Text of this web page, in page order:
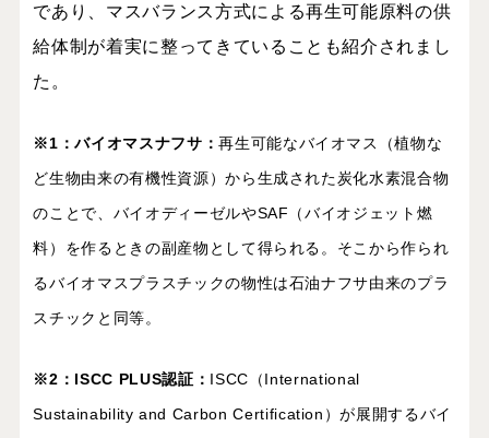
であり、マスバランス方式による再生可能原料の供
給体制が着実に整ってきていることも紹介されまし
た。
※1：バイオマスナフサ：再生可能なバイオマス（植物な
ど生物由来の有機性資源）から生成された炭化水素混合物
のことで、バイオディーゼルやSAF（バイオジェット燃
料）を作るときの副産物として得られる。そこから作られ
るバイオマスプラスチックの物性は石油ナフサ由来のプラ
スチックと同等。
※2： ISCC PLUS認証： ISCC（International
Sustainability and Carbon Certification）が展開するバイ